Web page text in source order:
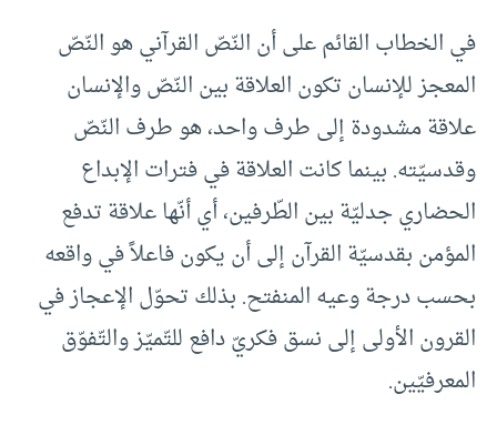
في الخطاب القائم على أن النّصّ القرآني هو النّصّ
المعجز للإنسان تكون العلاقة بين النّصّ والإنسان
علاقة مشدودة إلى طرف واحد، هو طرف النّصّ
وقدسيّته. بينما كانت العلاقة في فترات الإبداع
الحضاري جدليّة بين الطّرفين، أي أنّها علاقة تدفع
المؤمن بقدسيّة القرآن إلى أن يكون فاعلاً في واقعه
بحسب درجة وعيه المنفتح. بذلك تحوّل الإعجاز في
القرون الأولى إلى نسق فكريّ دافع للتّميّز والتّفوّق
المعرفيّين.